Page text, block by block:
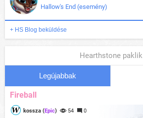
Hallow's End (esemény)
+ HS Blog beküldése
Hearthstone paklik
Legújabbak
Fireball
kossza (Epic) 54 0